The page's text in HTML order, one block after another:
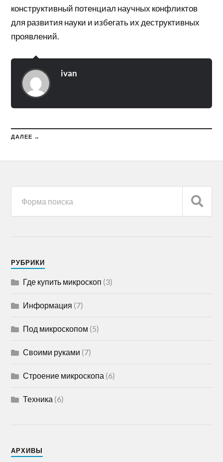
конструктивный потенциал научных конфликтов
для развития науки и избегать их деструктивных
проявлений.
ivan
ДАЛЕЕ →
РУБРИКИ
Где купить микроскоп (3)
Информация (7)
Под микроскопом (5)
Своими руками (7)
Строение микроскопа (6)
Техника (6)
АРХИВЫ